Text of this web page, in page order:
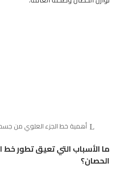
أهمية خط الجزء العلوي من
ما الأسباب التي تعيق تطور
الحصان؟